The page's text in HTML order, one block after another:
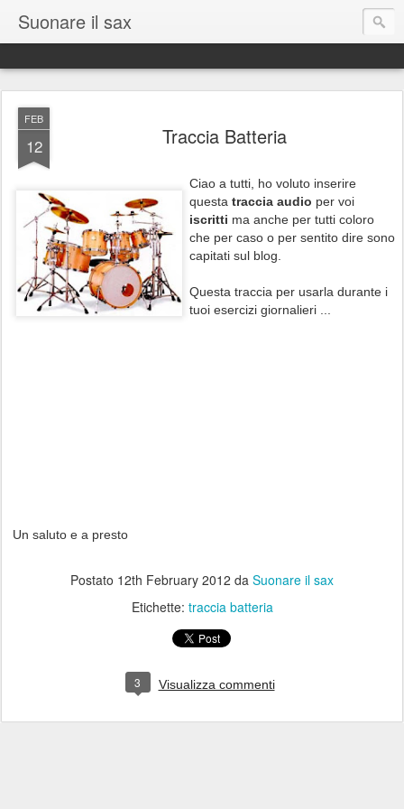
Suonare il sax
FEB
12 Traccia Batteria
Ciao a tutti, ho voluto inserire
questa traccia audio per voi
iscritti ma anche per tutti coloro
che per caso o per sentito dire sono
capitati sul blog.
Questa traccia per usarla durante i
tuoi esercizi giornalieri ...
Un saluto e a presto
Postato 12th February 2012 da Suonare il sax
Etichette: traccia batteria
3 Visualizza commenti